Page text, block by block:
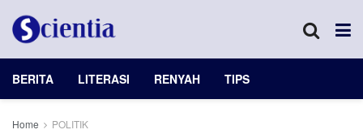
BERITA LITERASI RENYAH TIPS
Home POLITIK